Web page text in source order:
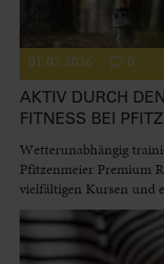
01.07.2026 0
AKTIV DURCH
FITNESS BEI
Wetterunabhängig
Pfitzenmeier Premium
vielfältigen Kursen und